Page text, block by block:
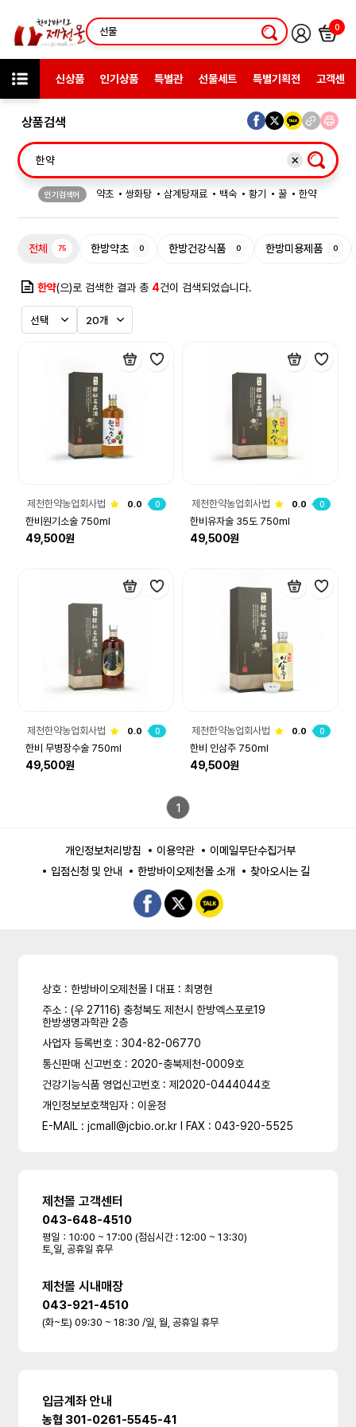
0
신상품 인기상품 특별관 선물세트 특별기획전 고객센터
상품검색
인기검색어 약초 쌍화탕 삼계탕재료 백숙 황기 꿀
한약
전체 75 한방약초 0 한방건강식품 0 한방미용제품 0
한약(으)로 검색한 결과 총 4건이 검색되었습니다.
제천한약농업회사법
인주식회사
0.0 0
한비원기소술 750ml
49,500원
제천한약농업회사법
인주식회사
0.0 0
한비유자술 35도 750ml
49,500원
제천한약농업회사법
인주식회사
0.0 0
한비 무병장수술 750ml
49,500원
제천한약농업회사법
인주식회사
0.0 0
한비 인삼주 750ml
49,500원
1
개인정보처리방침 이용약관
이메일무단수집거부
입점신청 및 안내
한방바이오제천몰 소개 찾아오시는 길
상호 : 한방바이오제천몰 l 대표 : 최명현
주소 : (우 27116) 충청북도 제천시 한방엑스포로19
한방생명과학관 2층
사업자 등록번호 : 304-82-06770
통신판매 신고번호 : 2020-충북제천-0009호
건강기능식품 영업신고번호 : 제2020-0444044호
개인정보보호책임자 : 이윤정
E-MAIL : jcmall@jcbio.or.kr l FAX : 043-920-5525
제천몰 고객센터
043-648-4510
평일：10:00 ~ 17:00 (점심시간 : 12:00 ~ 13:30)
토,일, 공휴일 휴무
제천몰 시내매장
043-921-4510
(화~토) 09:30 ~ 18:30 /일, 월, 공휴일 휴무
입금계좌 안내
농협 301-0261-5545-41